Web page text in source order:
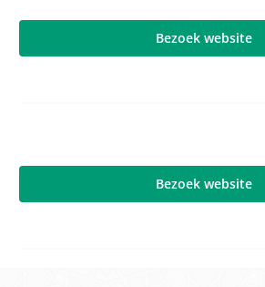
Bezoek website
Bezoek website